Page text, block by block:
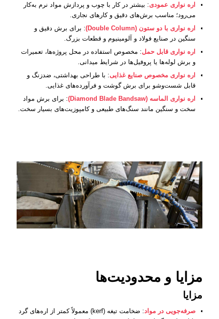
اره نواری عمودی: بیشتر در کار با چوب و پردازش مواد نرم به‌کار
می‌رود؛ مناسب برش‌های دقیق و کارهای نجاری.
اره نواری با دو ستون (Double Column)
: برای برش دقیق و
سنگین در صنایع فولاد و آلومینیوم و قطعات بزرگ.
اره نواری قابل حمل: مخصوص استفاده در محل پروژه‌ها، تعمیرات
و برش لوله‌ها یا پروفیل‌ها در شرایط میدانی.
اره نواری مخصوص صنایع غذایی: با طراحی بهداشتی، ضدزنگ و
قابل شست‌وشو برای برش گوشت و فرآورده‌های غذایی.
اره نواری الماسه (Diamond Blade Bandsaw)
: برای برش مواد
سخت و سنگین مانند سنگ‌های طبیعی و کامپوزیت‌های بسیار سخت.
مزایا و محدودیت‌ها
مزایا
صرفه‌جویی در مواد
: ضخامت تیغه (kerf) معمولاً کمتر از اره‌های گرد